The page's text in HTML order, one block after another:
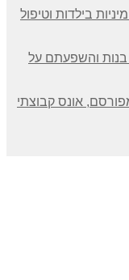
בילדות וטיפול
והשפעתם על
אונס קבוצתי